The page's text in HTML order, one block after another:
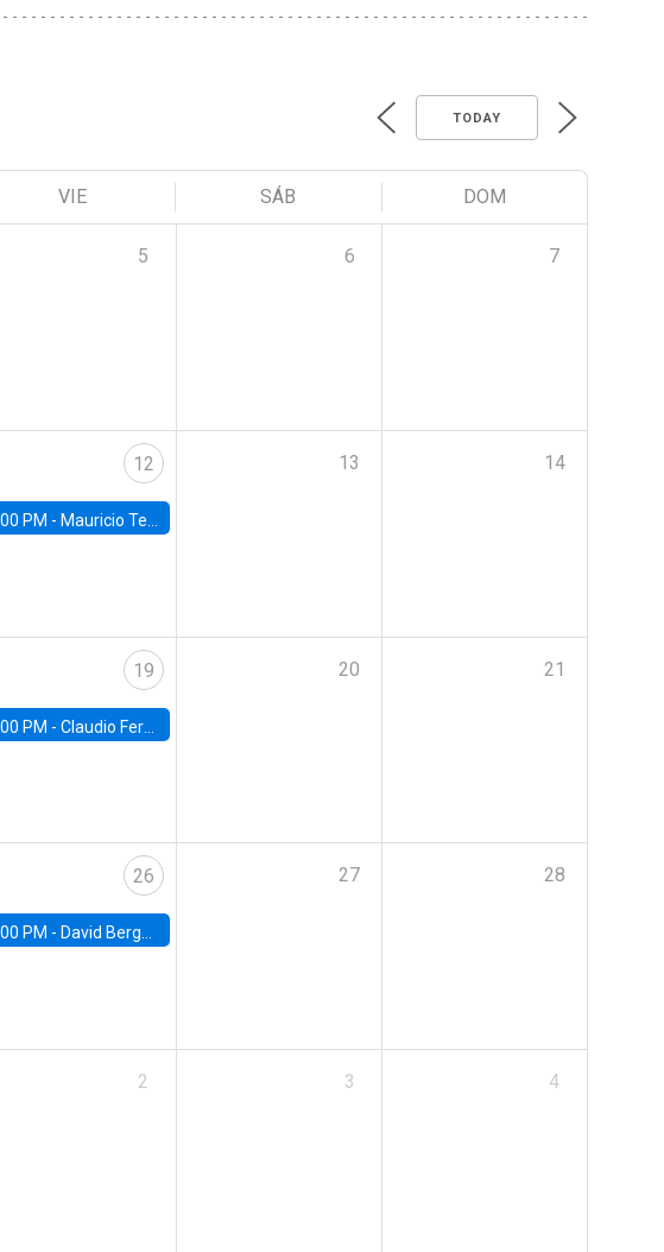
TODAY
VIE SÁB DOM
5 6 7
12
PM - Mauricio Tejada, UDP
13 14
19
PM - Claudio Ferraz, British Columbia
20 21
26
PM - David Berger, Duke
27 28
2 3 4